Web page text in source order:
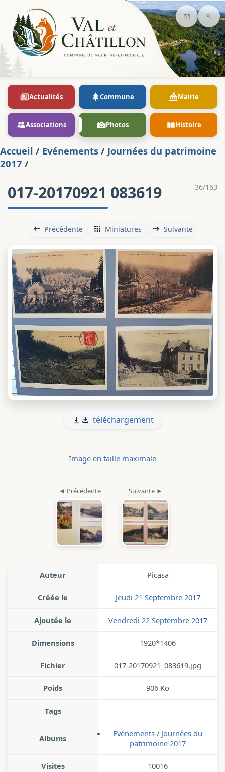
Contact
Actualités Commune Mairie
Associations Photos Histoire
Accueil / Evénements / Journées du patrimoine
2017 /
36/163
017-20170921 083619
Précédente Miniatures Suivante
téléchargement
Image en taille maximale
Auteur Picasa
Créée le Jeudi 21 Septembre 2017
Ajoutée le Vendredi 22 Septembre 2017
Dimensions 1920*1406
Fichier 017-20170921_083619.jpg
Poids 906 Ko
Tags
Albums Evénements / Journées du
patrimoine 2017
Visites 10016